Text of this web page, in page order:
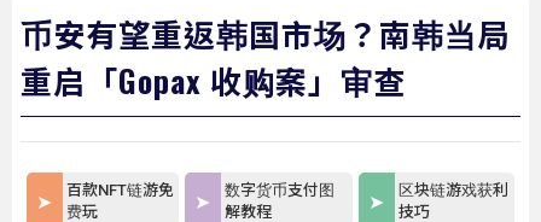
币安有望重返韩国市场？南韩当局
重启「Gopax 收购案」审查
百款NFT链游免
费玩
数字货币支付图
解教程
区块链游戏获利
技巧